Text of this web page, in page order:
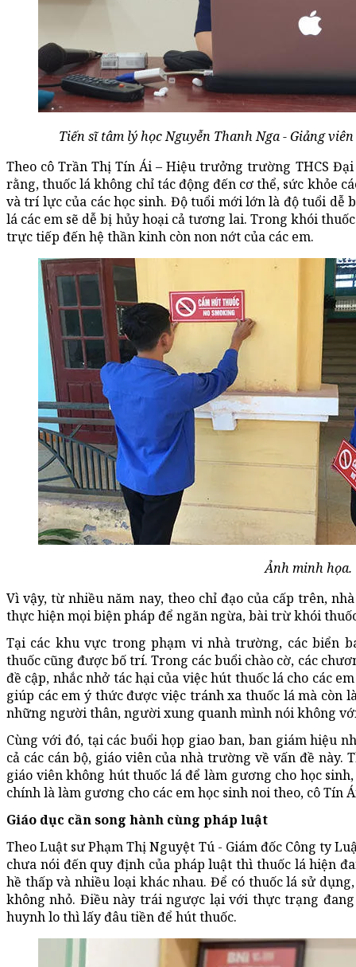
Tiến sĩ tâm lý học Nguyễn Thanh Nga - Giảng
Theo cô Trần Thị Tín Ái – Hiệu trưởng trường THCS
rằng, thuốc lá không chỉ tác động đến cơ thể, sức khỏe
và trí lực của các học sinh. Độ tuổi mới lớn là độ tuổi dễ
lá các em sẽ dễ bị hủy hoại cả tương lai. Trong khói
trực tiếp đến hệ thần kinh còn non nớt của các em.
Ảnh minh họa.
Vì vậy, từ nhiều năm nay, theo chỉ đạo của cấp trên,
thực hiện mọi biện pháp để ngăn ngừa, bài trừ khói
Tại các khu vực trong phạm vi nhà trường, các biển
thuốc cũng được bố trí. Trong các buổi chào cờ, các
đề cập, nhắc nhở tác hại của việc hút thuốc lá cho các
giúp các em ý thức được việc tránh xa thuốc lá mà còn
những người thân, người xung quanh mình nói không
Cùng với đó, tại các buổi họp giao ban, ban giám hiệu
cả các cán bộ, giáo viên của nhà trường về vấn đề này.
giáo viên không hút thuốc lá để làm gương cho học
chính là làm gương cho các em học sinh noi theo, cô Tín
Giáo dục cần song hành cùng pháp luật
Theo Luật sư Phạm Thị Nguyệt Tú - Giám đốc Công ty
chưa nói đến quy định của pháp luật thì thuốc lá hiện
hề thấp và nhiều loại khác nhau. Để có thuốc lá sử
không nhỏ. Điều này trái ngược lại với thực trạng
huynh lo thì lấy đâu tiền để hút thuốc.